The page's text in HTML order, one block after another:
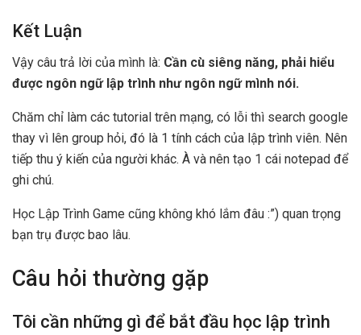
Kết Luận
Vậy câu trả lời của mình là: Cần cù siêng năng, phải hiểu
được ngôn ngữ lập trình như ngôn ngữ mình nói.
Chăm chỉ làm các tutorial trên mạng, có lỗi thì search google
thay vì lên group hỏi, đó là 1 tính cách của lập trình viên. Nên
tiếp thu ý kiến của người khác. À và nên tạo 1 cái notepad để
ghi chú.
Học Lập Trình Game cũng không khó lắm đâu :”) quan trọng
bạn trụ được bao lâu.
Câu hỏi thường gặp
Tôi cần những gì để bắt đầu học lập trình